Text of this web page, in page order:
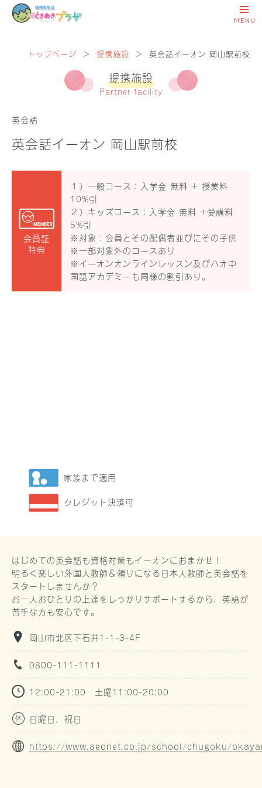
トップページ ＞ 提携施設 ＞ 英会話イーオン 岡山駅前校
提携施設
Partner facility
家族まで適用
クレジット決済可
英会話
英会話イーオン 岡山駅前校
会員証
特典
１）一般コース：入学金 無料 + 授業料
10%引
２）キッズコース：入学金 無料 +受講料
5%引
※対象：会員とその配偶者並びにその子供
※一部対象外のコースあり
※イーオンオンラインレッスン及びハオ中
国語アカデミーも同様の割引あり。
はじめての英会話も資格対策もイーオンにおまかせ！
明るく楽しい外国人教師＆頼りになる日本人教師と英会話を
スタートしませんか？
お一人おひとりの上達をしっかりサポートするから、英語が
苦手な方も安心です。
岡山市北区下石井1-1-3-4F
0800-111-1111
12:00-21:00 土曜11:00-20:00
日曜日、祝日
https://www.aeonet.co.jp/school/chugoku/